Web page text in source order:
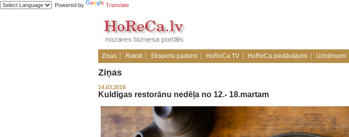
Powered by Translate
Ziņas Raksti Ekspertu padomi HoReCa TV HoReCa piedāvājumi Uzņēmumi
Ziņas
14.03.2018
Kuldīgas restorānu nedēļa no 12.- 18.martam